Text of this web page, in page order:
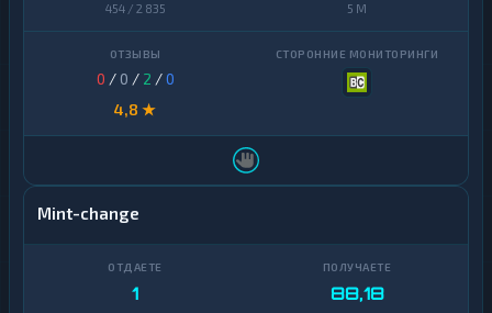
454 / 2 835 5 M
0 / 0 / 2 /0
4,8 ★
Mint-change
1 88,18